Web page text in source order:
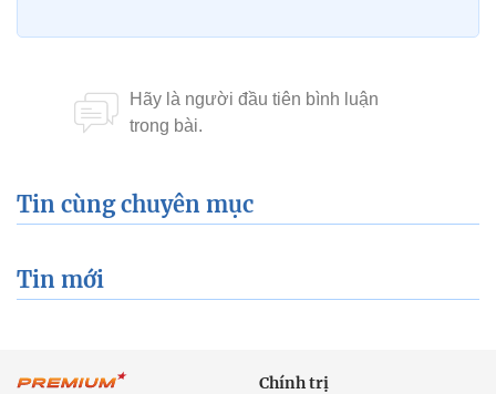
Thời sự
Giáo dục Thế giới
Sức khỏe Công nghệ